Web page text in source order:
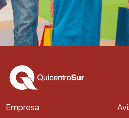
Empresa